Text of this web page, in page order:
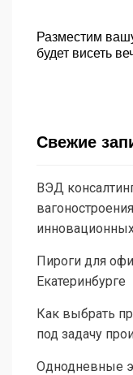
Разместим
будет висеть
Свежие
ВЭД
Пироги для
Екатеринбурге
Как выбрать
под задачу
Однодневные